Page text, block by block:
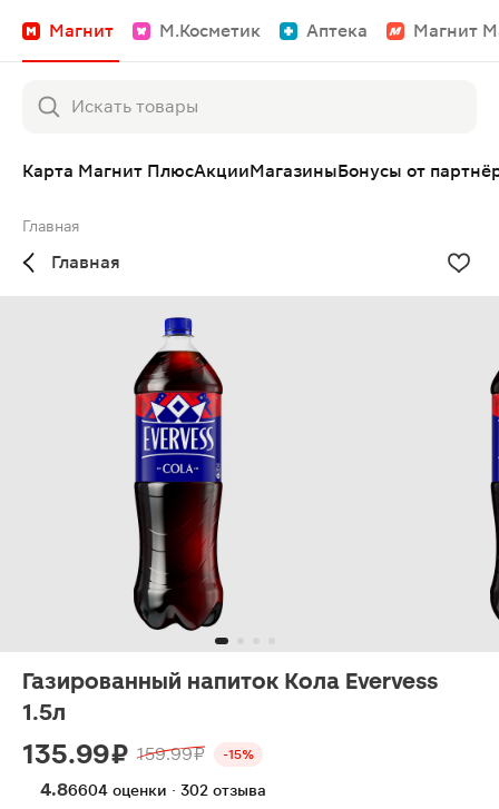
Магнит М.Косметик Аптека Магнит
Карта Магнит ПлюсАкцииМагазиныБонусы от
Главная
Главная
Газированный напиток Кола Evervess
1.5л
135.99 ₽ 159.99 ₽ -15%
4.86604 оценки · 302 отзыва